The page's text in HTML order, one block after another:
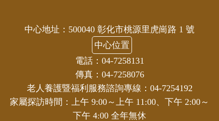
中心地址：500040 彰化市桃源里虎崗路 1 號
中心位置
電話：04-7258131
傳真：04-7258076
老人養護暨福利服務諮詢專線：04-7254192
家屬探訪時間：上午 9:00～上午 11:00、下午 2:00～
下午 4:00 全年無休